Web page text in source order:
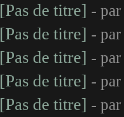
[Pas de titre] - par
[Pas de titre] - par
[Pas de titre] - par
[Pas de titre] - par
[Pas de titre] - par